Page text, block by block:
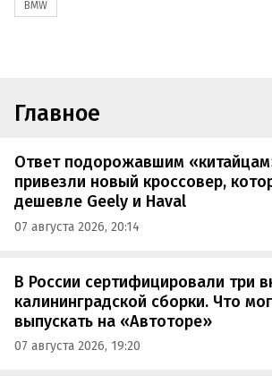
BMW
Главное
Ответ подорожавшим
привезли новый кроссовер,
дешевле Geely и Haval
07 августа 2026, 20:14
В России сертифицировали три
калининградской сборки. Что
выпускать на «Автоторе»
07 августа 2026, 19:20